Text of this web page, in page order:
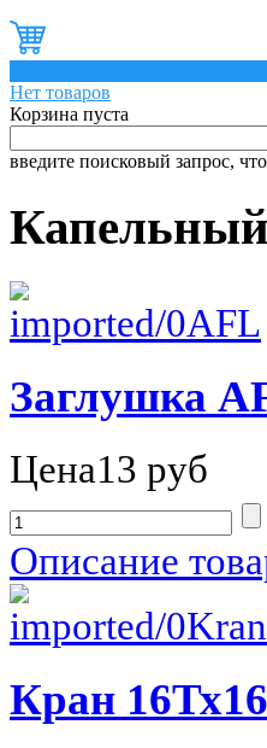
Нет товаров
Корзина пуста
введите поисковый запрос,
Заглушка
Цена13 руб
Описание
Кран